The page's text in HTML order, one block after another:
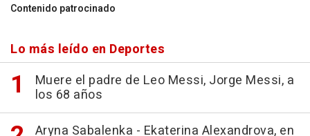
Contenido patrocinado
Lo más leído en Deportes
Muere el padre de Leo Messi, Jorge Messi, a
los 68 años
Aryna Sabalenka - Ekaterina Alexandrova, en